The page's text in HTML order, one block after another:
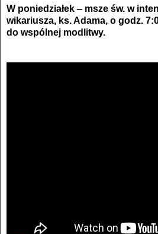
W poniedziałek ‒ msze św. w
wikariusza, ks. Adama, o godz.
do wspólnej modlitwy.